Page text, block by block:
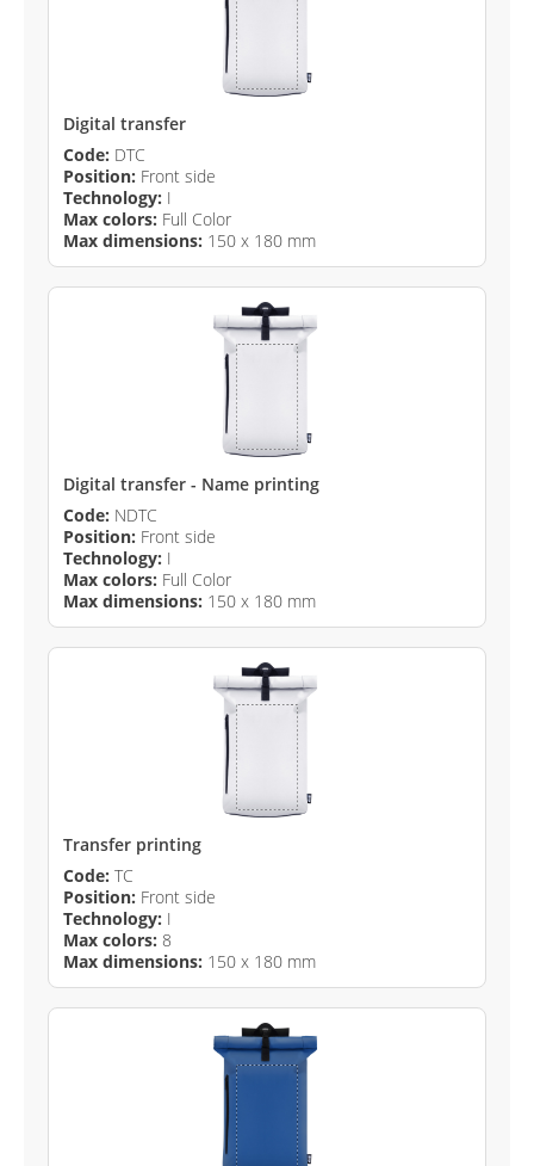
Digital transfer
Code: DTC
Position: Front side
Technology: I
Max colors: Full Color
Max dimensions: 150 x 180 mm
Digital transfer - Name printing
Code: NDTC
Position: Front side
Technology: I
Max colors: Full Color
Max dimensions: 150 x 180 mm
Transfer printing
Code: TC
Position: Front side
Technology: I
Max colors: 8
Max dimensions: 150 x 180 mm